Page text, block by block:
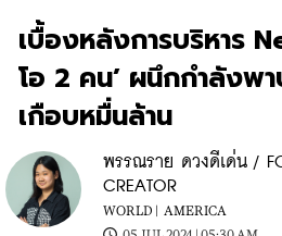
เบื้องหลังการบริหาร
โอ 2 คน’ ผนึกกำลังพ
เกือบหมื่นล้าน
พรรณราย ดวงดีเด่น /
CREATOR
WORLD | AMERICA